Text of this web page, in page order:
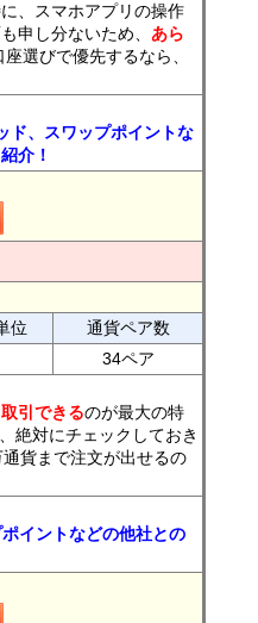
、スマホアプリの操作
申し分ないため、 あら
選びで優先するなら、
ド、スワップポイントな
介！
位
通貨ペア数
34ペア
引できるのが最大の特
絶対にチェックしておき
貨まで注文が出せるの
イントなどの他社との